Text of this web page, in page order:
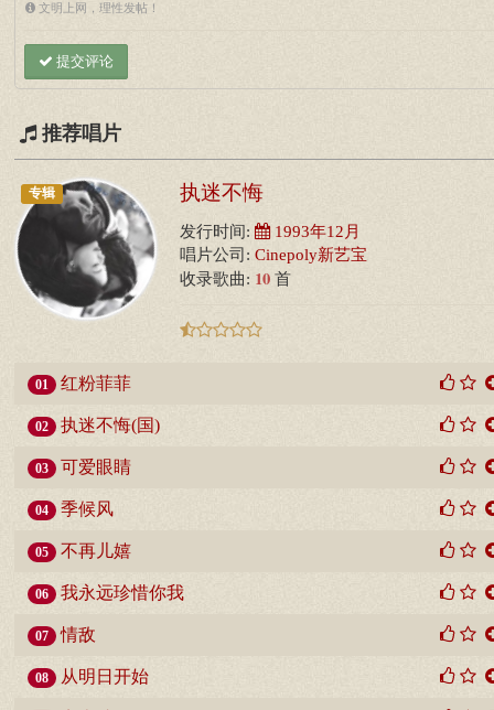
文明上网，理性发帖！
提交评论
推荐唱片
专辑 执迷不悔
发行时间: 1993年12月
唱片公司: Cinepoly新艺宝
收录歌曲: 10 首
01 红粉菲菲
02 执迷不悔(国)
03 可爱眼睛
04 季候风
05 不再儿嬉
06 我永远珍惜你我
07 情敌
08 从明日开始